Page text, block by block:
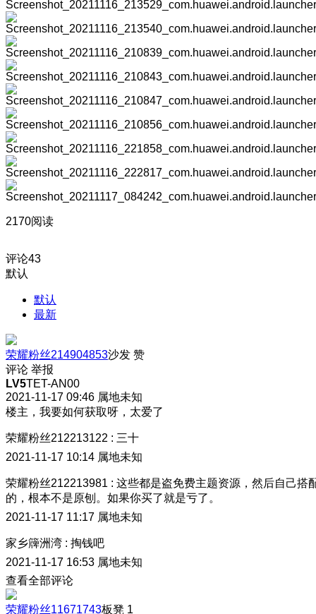
2170阅读
评论43
默认
默认
最新
荣耀粉丝214904853沙发 赞
评论 举报
LV5TET-AN00
2021-11-17 09:46 属地未知
楼主，我要如何获取呀，太爱了
荣耀粉丝212213122 : 三十
2021-11-17 10:14 属地未知
荣耀粉丝212213981 : 这些都是盗免费主题资源，然后自己搭
的，根本不是原刨。如果你买了就是亏了。
2021-11-17 11:17 属地未知
家乡簰洲湾 : 掏钱吧
2021-11-17 16:53 属地未知
查看全部评论
荣耀粉丝11671743板凳 1